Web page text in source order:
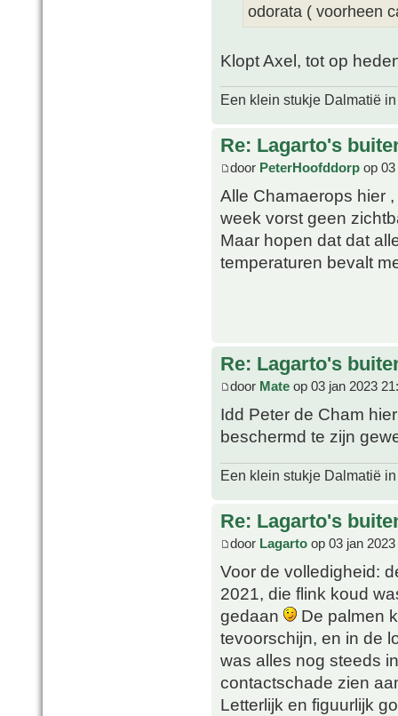
odorata ( voorheen
Klopt Axel, tot op
Een klein stukje Dalmatië
Re: Lagarto's
door PeterHoofddorp op
Alle Chamaerops hier
week vorst geen
Maar hopen dat dat
temperaturen bevalt
Re: Lagarto's
door Mate op 03 jan 2023
Idd Peter de Cham
beschermd te zijn
Een klein stukje Dalmatië
Re: Lagarto's
door Lagarto op 03 jan
Voor de volledigheid:
2021, die flink koud
gedaan
De palmen
tevoorschijn, en in de
was alles nog steeds
contactschade zien
Letterlijk en figuurlijk